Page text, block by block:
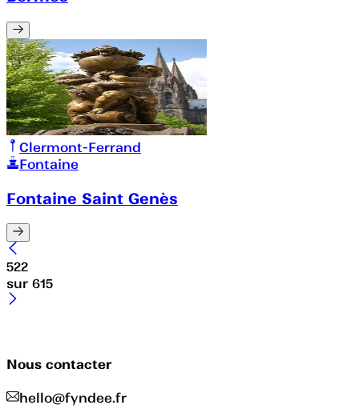
Clermont-Ferrand
Fontaine
Fontaine Saint Genès
522
sur 615
Nous contacter
hello@fyndee.fr